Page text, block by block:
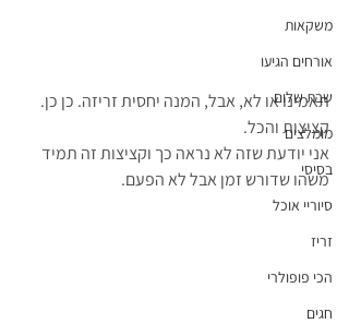
משקאות
אורחים הגיעו
שבת שלום
מומלצים
בסיסי
סיוריי אוכל
זריז
הכי פופולרי
חגים
תאמינו או לא, אבל, המנה יחסית זריזה. כן כן.
קציצות והכל.
אני יודעת שזה לא נראה כך וקציצות זה תמיד
משהו שדורש זמן אבל לא הפעם.